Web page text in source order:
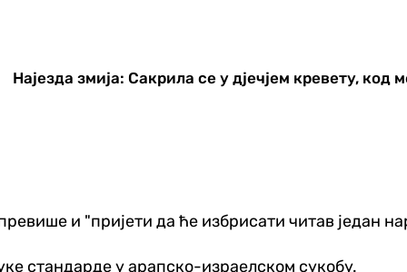
Најезда змија: Сакрила се у дјечјем кревету, код
и "пријети да ће избрисати читав један
стандарде у арапско-израелском сукобу.